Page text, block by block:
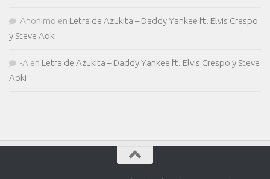
Anonimo en Letra de Azukita – Daddy Yankee ft. Elvis Crespo
y Steve Aoki
-A en Letra de Azukita – Daddy Yankee ft. Elvis Crespo y Steve
Aoki